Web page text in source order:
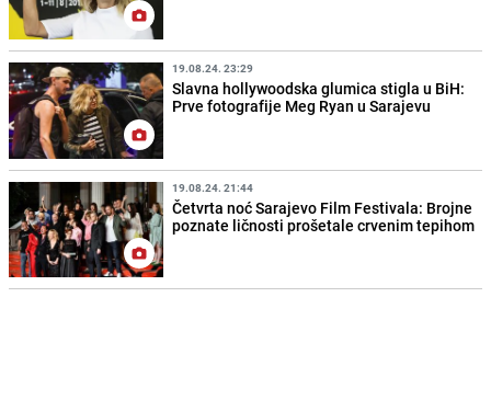
19.08.24. 23:29
Slavna hollywoodska glumica stigla u BiH:
Prve fotografije Meg Ryan u Sarajevu
19.08.24. 21:44
Četvrta noć Sarajevo Film Festivala: Brojne
poznate ličnosti prošetale crvenim tepihom